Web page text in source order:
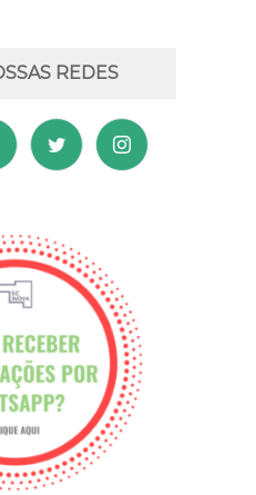
REDES